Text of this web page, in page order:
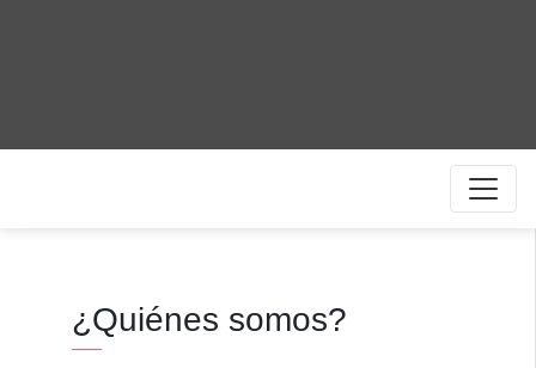
¿Quiénes somos?